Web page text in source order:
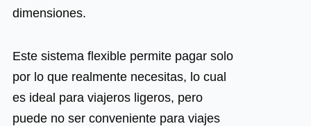
dimensiones.
Este sistema flexible permite pagar solo
por lo que realmente necesitas, lo cual
es ideal para viajeros ligeros, pero
puede no ser conveniente para viajes